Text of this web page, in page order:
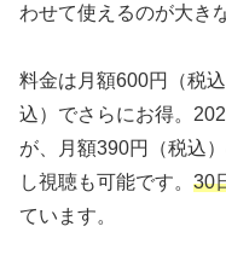
わせて使えるのが大き
料金は月額600円（税
込）でさらにお得。
が、月額390円（税込
し視聴も可能です。 30
ています。